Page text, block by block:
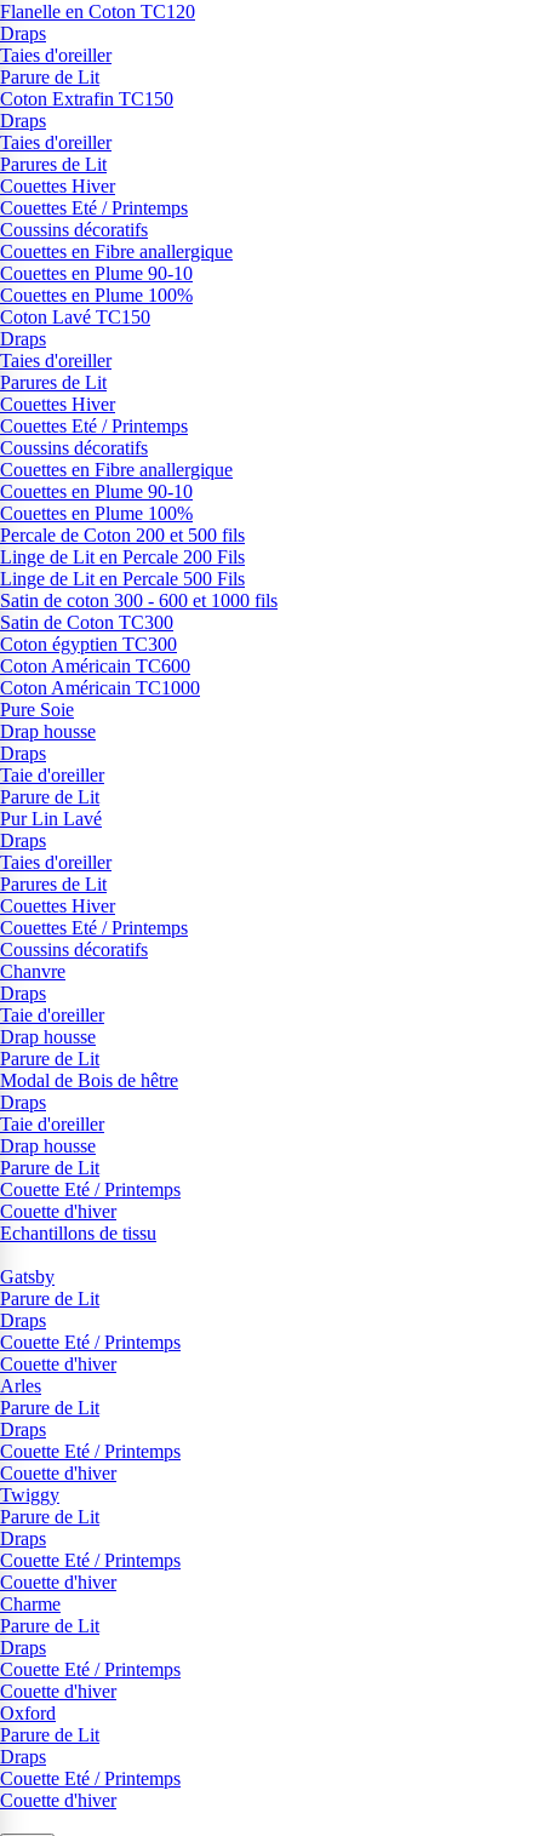
Flanelle en Coton TC120
Draps
Taies d'oreiller
Parure de Lit
Coton Extrafin TC150
Draps
Taies d'oreiller
Parures de Lit
Couettes Hiver
Couettes Eté / Printemps
Coussins décoratifs
Couettes en Fibre anallergique
Couettes en Plume 90-10
Couettes en Plume 100%
Coton Lavé TC150
Draps
Taies d'oreiller
Parures de Lit
Couettes Hiver
Couettes Eté / Printemps
Coussins décoratifs
Couettes en Fibre anallergique
Couettes en Plume 90-10
Couettes en Plume 100%
Percale de Coton 200 et 500 fils
Linge de Lit en Percale 200 Fils
Linge de Lit en Percale 500 Fils
Satin de coton 300 - 600 et 1000 fils
Satin de Coton TC300
Coton égyptien TC300
Coton Américain TC600
Coton Américain TC1000
Pure Soie
Drap housse
Draps
Taie d'oreiller
Parure de Lit
Pur Lin Lavé
Draps
Taies d'oreiller
Parures de Lit
Couettes Hiver
Couettes Eté / Printemps
Coussins décoratifs
Chanvre
Draps
Taie d'oreiller
Drap housse
Parure de Lit
Modal de Bois de hêtre
Draps
Taie d'oreiller
Drap housse
Parure de Lit
Couette Eté / Printemps
Couette d'hiver
Echantillons de tissu
Gatsby
Parure de Lit
Draps
Couette Eté / Printemps
Couette d'hiver
Arles
Parure de Lit
Draps
Couette Eté / Printemps
Couette d'hiver
Twiggy
Parure de Lit
Draps
Couette Eté / Printemps
Couette d'hiver
Charme
Parure de Lit
Draps
Couette Eté / Printemps
Couette d'hiver
Oxford
Parure de Lit
Draps
Couette Eté / Printemps
Couette d'hiver